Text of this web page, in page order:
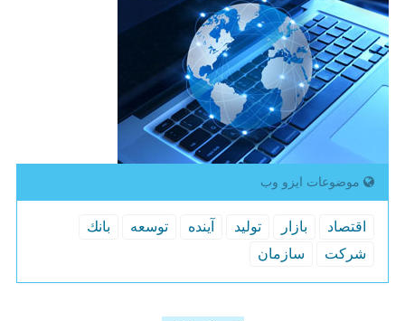
موضوعات ایزو وب
اقتصاد بازار تولید آینده توسعه
بانك
شركت
سازمان